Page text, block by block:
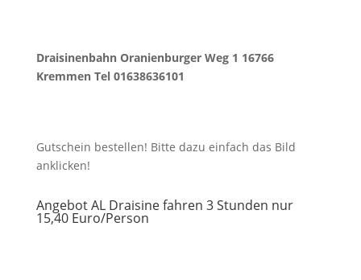
Draisinenbahn Oranienburger Weg 1 16766
Kremmen Tel 01638636101
Gutschein bestellen! Bitte dazu einfach das Bild
anklicken!
Angebot AL Draisine fahren 3 Stunden nur
15,40 Euro/Person